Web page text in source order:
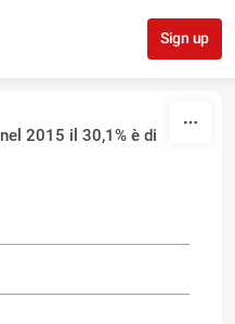
Sign up
nel 2015 il 30,1% è di